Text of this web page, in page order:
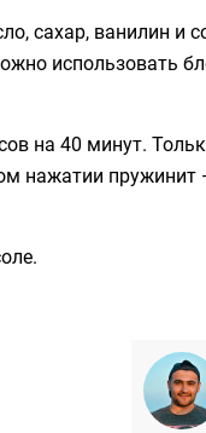
сахар, ванилин и
использовать
на 40 минут.
нажатии пружинит